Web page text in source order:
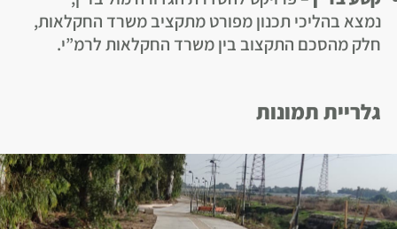
נמצא בהליכי תכנון מפורט מתקציב משרד החקלאות,
חלק מהסכם התקצוב בין משרד החקלאות לרמ”י.
גלריית תמונות